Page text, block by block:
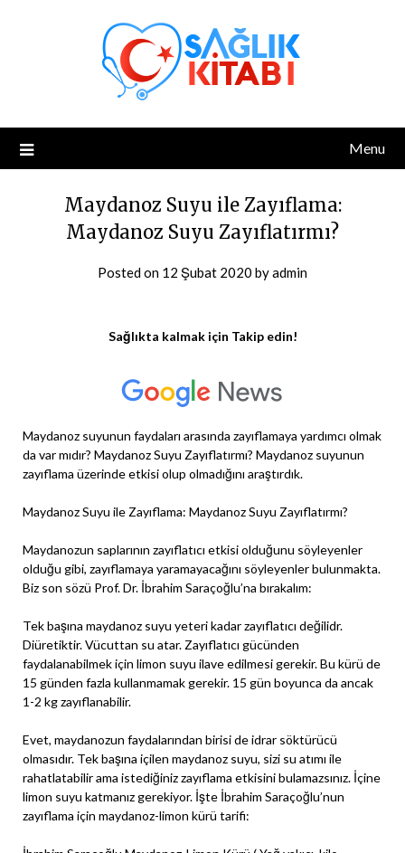
Menu
Maydanoz Suyu ile Zayıflama:
Maydanoz Suyu Zayıflatırmı?
Posted on 12 Şubat 2020 byadmin
Sağlıkta kalmak için Takip edin!
Maydanoz suyunun faydaları arasında zayıflamaya yardımcı olmak
da var mıdır? Maydanoz Suyu Zayıflatırmı? Maydanoz suyunun
zayıflama üzerinde etkisi olup olmadığını araştırdık.
Maydanoz Suyu ile Zayıflama: Maydanoz Suyu Zayıflatırmı?
Maydanozun saplarının zayıflatıcı etkisi olduğunu söyleyenler
olduğu gibi, zayıflamaya yaramayacağını söyleyenler bulunmakta.
Biz son sözü Prof. Dr. İbrahim Saraçoğlu’na bırakalım:
Tek başına maydanoz suyu yeteri kadar zayıflatıcı değilidr.
Diüretiktir. Vücuttan su atar. Zayıflatıcı gücünden
faydalanabilmek için limon suyu ilave edilmesi gerekir. Bu kürü de
15 günden fazla kullanmamak gerekir. 15 gün boyunca da ancak
1-2 kg zayıflanabilir.
Evet, maydanozun faydalarından birisi de idrar söktürücü
olmasıdır. Tek başına içilen maydanoz suyu, sizi su atımı ile
rahatlatabilir ama istediğiniz zayıflama etkisini bulamazsınız. İçine
limon suyu katmanız gerekiyor. İşte İbrahim Saraçoğlu’nun
zayıflama için maydanoz-limon kürü tarifi: